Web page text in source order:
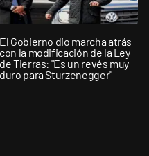
El Gobierno dio marcha atrás
con la modificación de la Ley
de Tierras: "Es un revés muy
duro para Sturzenegger"